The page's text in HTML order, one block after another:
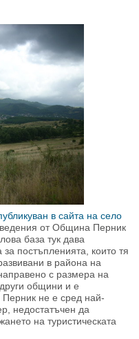
в сайта на село
от Община Перник
база тук дава
постъпленията, които тя
в района на
с размера на
общини и е
не е сред най-
недостатъчен да
на туристическата